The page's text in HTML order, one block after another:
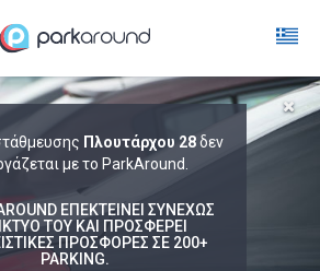
Πλουτάρχου 28δεν
με το ParkAround.
ΕΠΕΚΤΕΙΝΕΙ ΣΥΝΕΧΩΣ
ΤΟΥ ΚΑΙ ΠΡΟΣΦΕΡΕΙ
ΠΡΟΣΦΟΡΕΣ ΣΕ 200+
PARKING.
ΑΠΟΤΕΛΕΣΜΑΤΑ ΓΙΑ:
16:45 ΔΙΑΡΚΕΙΑ